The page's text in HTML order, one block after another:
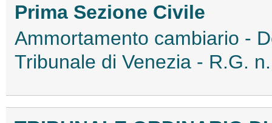
Prima Sezione Civile
Ammortamento cambiario -
Tribunale di Venezia - R.G.